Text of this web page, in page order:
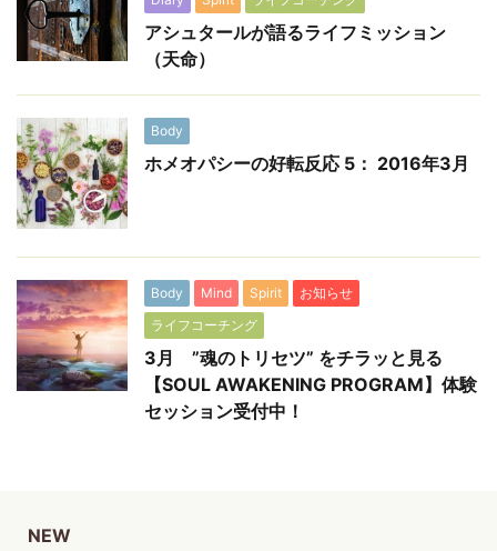
アシュタールが語るライフミッション
（天命）
Body
ホメオパシーの好転反応 5： 2016年3月
Body Mind Spirit
お知らせ
ライフコーチング
3月 ”魂のトリセツ” をチラッと見る
【SOUL AWAKENING PROGRAM】体験
セッション受付中！
NEW